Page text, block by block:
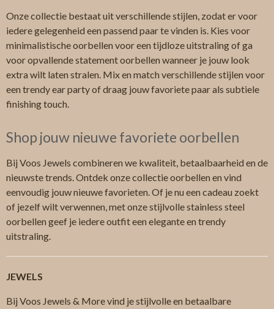
Onze collectie bestaat uit verschillende stijlen, zodat er voor
iedere gelegenheid een passend paar te vinden is. Kies voor
minimalistische oorbellen voor een tijdloze uitstraling of ga
voor opvallende statement oorbellen wanneer je jouw look
extra wilt laten stralen. Mix en match verschillende stijlen voor
een trendy ear party of draag jouw favoriete paar als subtiele
finishing touch.
Shop jouw nieuwe favoriete oorbellen
Bij Voos Jewels combineren we kwaliteit, betaalbaarheid en de
nieuwste trends. Ontdek onze collectie oorbellen en vind
eenvoudig jouw nieuwe favorieten. Of je nu een cadeau zoekt
of jezelf wilt verwennen, met onze stijlvolle stainless steel
oorbellen geef je iedere outfit een elegante en trendy
uitstraling.
JEWELS
Bij Voos Jewels & More vind je stijlvolle en betaalbare